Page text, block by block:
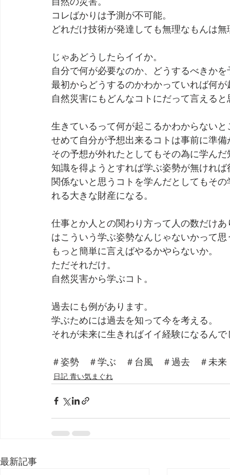
コレばかりは予測が不可能。
どれだけ技術が発達しても無理なもんは
じゃあどうしたらイイか。
自分で何が必要なのか、どうするべきか
最初からどうするのかわかっていれば何
自然災害にもどんなコトにだって言える
生きているって何が起こるかわからない
せめて自分が予想出来るコトは事前に準
その予想が外れたとしてもその為に学ん
知識を得ようとすれば学ぶ姿勢が無けれ
関係ないと思うコトを学んだとしてもそ
れる大きな財産になる。
仕事とか人との関わり方って人の数だけ
はこういう学ぶ姿勢なんじゃないかって
もっと簡単に言えばやるかやらないか。
ただそれだけ。
自然災害から学ぶコト。
過去にも例があります。
学ぶためには過去を知って今を考える。
それが未来に生きればイイ経験になるん
＃姿勢　＃学ぶ　＃台風　＃過去　＃未
日記 青い気まぐれ
最新記事